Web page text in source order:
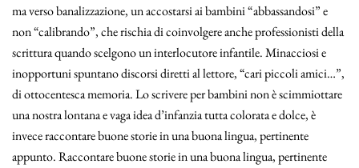
ma verso banalizzazione, un accostarsi ai bambini “abbassandosi” e
non “calibrando”, che rischia di coinvolgere anche professionisti della
scrittura quando scelgono un interlocutore infantile. Minacciosi e
inopportuni spuntano discorsi diretti al lettore, “cari piccoli amici…”,
di ottocentesca memoria. Lo scrivere per bambini non è scimmiottare
una nostra lontana e vaga idea d’infanzia tutta colorata e dolce, è
invece raccontare buone storie in una buona lingua, pertinente
appunto. Raccontare buone storie in una buona lingua, pertinente